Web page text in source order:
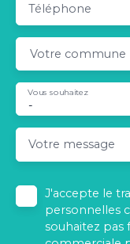
Téléphone
Votre commune
-
Vous souhaitez
Votre message
J'accepte le
personnelles
souhaitez pas